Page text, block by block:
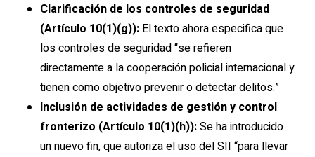
Clarificación de los controles de seguridad
(Artículo 10(1)(g)):El texto ahora especifica que
los controles de seguridad “se refieren
directamente a la cooperación policial internacional y
tienen como objetivo prevenir o detectar delitos.”
Inclusión de actividades de gestión y control
fronterizo (Artículo 10(1)(h)):Se ha introducido
un nuevo fin, que autoriza el uso del SII “para llevar